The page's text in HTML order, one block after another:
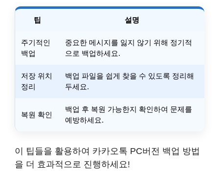
팁 설명
주기적인
백업
중요한 메시지를 잃지 않기 위해 정기적
으로 백업하세요.
저장 위치
정리
백업 파일을 쉽게 찾을 수 있도록 정리해
두세요.
복원 확인
백업 후 복원 가능한지 확인하여 문제를
예방하세요.
이 팁들을 활용하여 카카오톡 PC버전 백업 방법
을 더 효과적으로 진행하세요!